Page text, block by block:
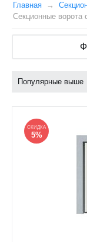
Главная
Секционные ворота
Популярные выше
СКИДКА
5%